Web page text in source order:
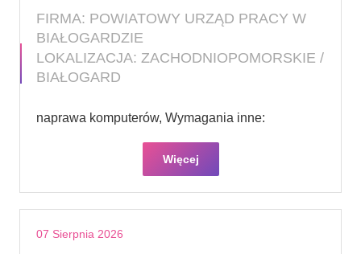
FIRMA: POWIATOWY URZĄD PRACY W
BIAŁOGARDZIE
LOKALIZACJA: ZACHODNIOPOMORSKIE /
BIAŁOGARD
naprawa komputerów, Wymagania inne:
Więcej
07 Sierpnia 2026